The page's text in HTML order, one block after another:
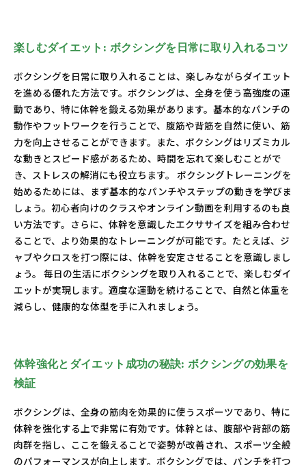
楽しむダイエット: ボクシングを日常に取り入れるコツ
ボクシングを日常に取り入れることは、楽しみながらダイエット
を進める優れた方法です。ボクシングは、全身を使う高強度の運
動であり、特に体幹を鍛える効果があります。基本的なパンチの
動作やフットワークを行うことで、腹筋や背筋を自然に使い、筋
力を向上させることができます。また、ボクシングはリズミカル
な動きとスピード感があるため、時間を忘れて楽しむことがで
き、ストレスの解消にも役立ちます。 ボクシングトレーニングを
始めるためには、まず基本的なパンチやステップの動きを学びま
しょう。初心者向けのクラスやオンライン動画を利用するのも良
い方法です。さらに、体幹を意識したエクササイズを組み合わせ
ることで、より効果的なトレーニングが可能です。たとえば、ジ
ャブやクロスを打つ際には、体幹を安定させることを意識しまし
ょう。 毎日の生活にボクシングを取り入れることで、楽しむダイ
エットが実現します。適度な運動を続けることで、自然と体重を
減らし、健康的な体型を手に入れましょう。
体幹強化とダイエット成功の秘訣: ボクシングの効果を
検証
ボクシングは、全身の筋肉を効果的に使うスポーツであり、特に
体幹を強化する上で非常に有効です。体幹とは、腹部や背部の筋
肉群を指し、ここを鍛えることで姿勢が改善され、スポーツ全般
のパフォーマンスが向上します。ボクシングでは、パンチを打つ